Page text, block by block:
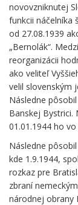
novovzniknutej
funkcii náčelníka
od 27.08.1939
„Bernolák“.
reorganizácii
ako veliteľ
velil slovenským
Následne
Banskej Bystrici.
01.01.1944 ho
Následne
kde 1.9.1944,
rozkaz pre
zbraní
národnej obrany